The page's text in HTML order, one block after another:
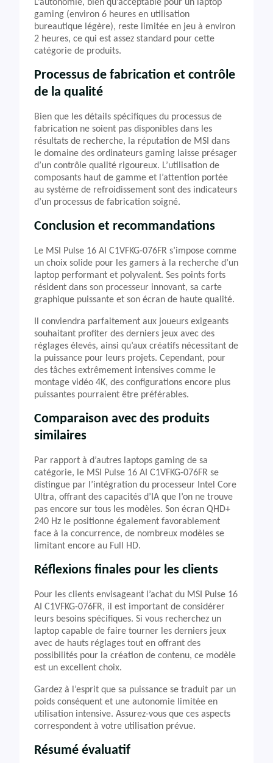
L’autonomie, bien qu’acceptable pour un laptop
gaming (environ 6 heures en utilisation
bureautique légère), reste limitée en jeu à environ
2 heures, ce qui est assez standard pour cette
catégorie de produits.
Processus de fabrication et contrôle
de la qualité
Bien que les détails spécifiques du processus de
fabrication ne soient pas disponibles dans les
résultats de recherche, la réputation de MSI dans
le domaine des ordinateurs gaming laisse présager
d’un contrôle qualité rigoureux. L’utilisation de
composants haut de gamme et l’attention portée
au système de refroidissement sont des indicateurs
d’un processus de fabrication soigné.
Conclusion et recommandations
Le MSI Pulse 16 AI C1VFKG-076FR s’impose comme
un choix solide pour les gamers à la recherche d’un
laptop performant et polyvalent. Ses points forts
résident dans son processeur innovant, sa carte
graphique puissante et son écran de haute qualité.
Il conviendra parfaitement aux joueurs exigeants
souhaitant profiter des derniers jeux avec des
réglages élevés, ainsi qu’aux créatifs nécessitant de
la puissance pour leurs projets. Cependant, pour
des tâches extrêmement intensives comme le
montage vidéo 4K, des configurations encore plus
puissantes pourraient être préférables.
Comparaison avec des produits
similaires
Par rapport à d’autres laptops gaming de sa
catégorie, le MSI Pulse 16 AI C1VFKG-076FR se
distingue par l’intégration du processeur Intel Core
Ultra, offrant des capacités d’IA que l’on ne trouve
pas encore sur tous les modèles. Son écran QHD+
240 Hz le positionne également favorablement
face à la concurrence, de nombreux modèles se
limitant encore au Full HD.
Réflexions finales pour les clients
Pour les clients envisageant l’achat du MSI Pulse 16
AI C1VFKG-076FR, il est important de considérer
leurs besoins spécifiques. Si vous recherchez un
laptop capable de faire tourner les derniers jeux
avec de hauts réglages tout en offrant des
possibilités pour la création de contenu, ce modèle
est un excellent choix.
Gardez à l’esprit que sa puissance se traduit par un
poids conséquent et une autonomie limitée en
utilisation intensive. Assurez-vous que ces aspects
correspondent à votre utilisation prévue.
Résumé évaluatif